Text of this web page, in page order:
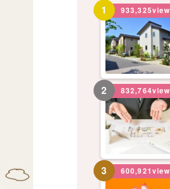
1 933,325view
2 832,764view
3 600,921view